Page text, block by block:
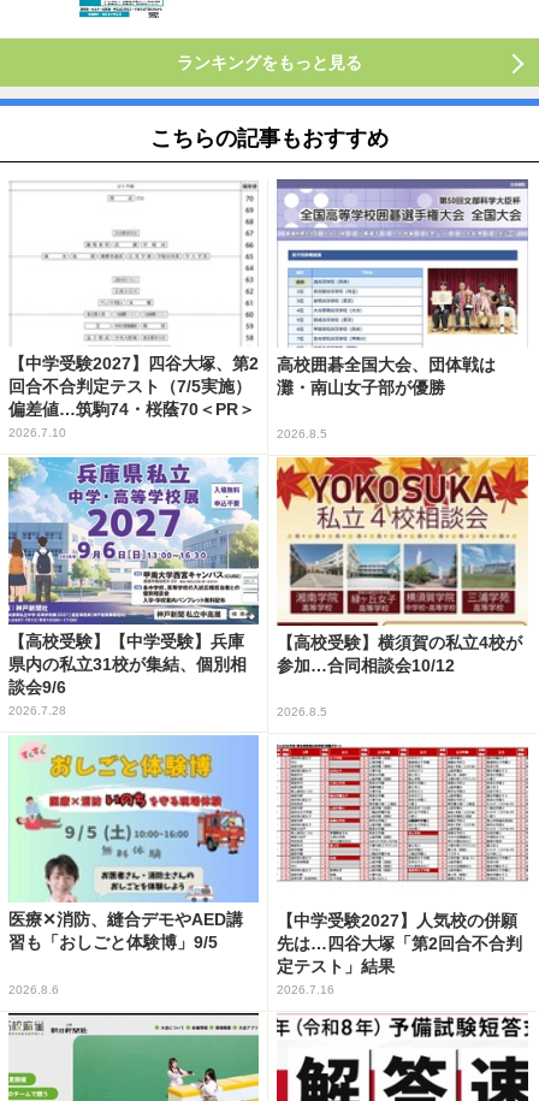
ランキングをもっと見る
こちらの記事もおすすめ
【中学受験2027】四谷大塚、第2
回合不合判定テスト（7/5実施）
偏差値…筑駒74・桜蔭70＜PR＞
2026.7.10
高校囲碁全国大会、団体戦は
灘・南山女子部が優勝
2026.8.5
【高校受験】【中学受験】兵庫
県内の私立31校が集結、個別相
談会9/6
2026.7.28
【高校受験】横須賀の私立4校が
参加…合同相談会10/12
2026.8.5
医療✕消防、縫合デモやAED講
習も「おしごと体験博」9/5
2026.8.6
【中学受験2027】人気校の併願
先は…四谷大塚「第2回合不合判
定テスト」結果
2026.7.16